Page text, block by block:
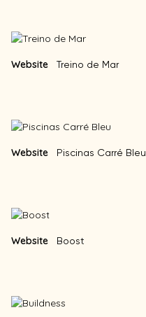
Website Treino de Mar
Website Piscinas Carré Bleu
Website Boost